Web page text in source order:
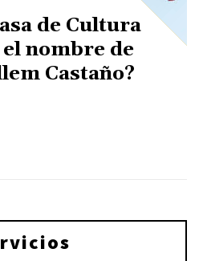
de Cultura
nombre de
Castaño?